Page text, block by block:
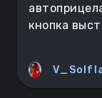
кнопка